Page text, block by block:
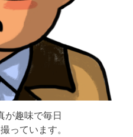
が趣味で毎日
っています。